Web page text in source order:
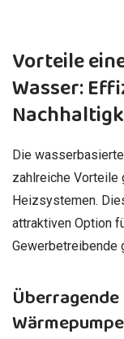
Vorteile
Wasser:
Die
zahlreiche Vorteile
Heizsystemen.
attraktiven Option
Gewerbetreibende